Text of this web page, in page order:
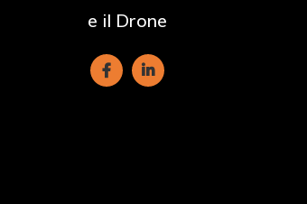
e il Drone